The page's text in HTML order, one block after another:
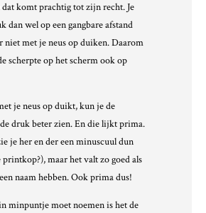
komt prachtig tot zijn recht. Je
dan wel op een gangbare afstand
niet met je neus op duiken. Daarom
scherpte op het scherm ook op
je neus op duikt, kun je de
druk beter zien. En die lijkt prima.
je her en der een minuscuul dun
maar het valt zo goed als
naam hebben. Ook prima dus!
minpuntje moet noemen is het de